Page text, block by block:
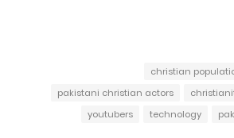
christian
pakistani christian actors
technology
youtubers